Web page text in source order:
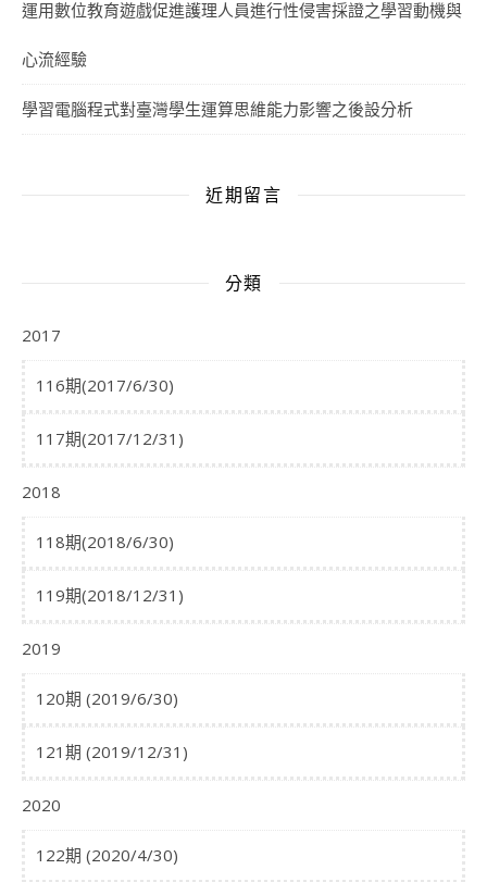
運用數位教育遊戲促進護理人員進行性侵害採證之學習動機與
心流經驗
學習電腦程式對臺灣學生運算思維能力影響之後設分析
近期留言
分類
2017
116期(2017/6/30)
117期(2017/12/31)
2018
118期(2018/6/30)
119期(2018/12/31)
2019
120期 (2019/6/30)
121期 (2019/12/31)
2020
122期 (2020/4/30)